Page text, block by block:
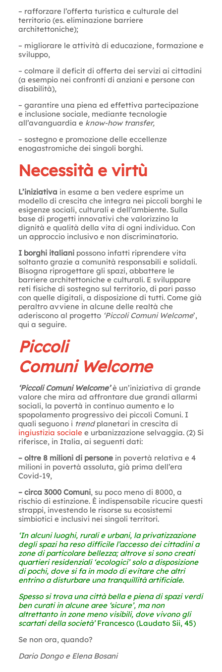
– rafforzare l’offerta turistica e culturale del
territorio (es. eliminazione barriere
architettoniche);
– migliorare le attività di educazione, formazione e
sviluppo,
– colmare il deficit di offerta dei servizi ai cittadini
(a esempio nei confronti di anziani e persone con
disabilità),
– garantire una piena ed effettiva partecipazione
e inclusione sociale, mediante tecnologie
all’avanguardia e know-how transfer,
– sostegno e promozione delle eccellenze
enogastromiche dei singoli borghi.
Necessità e virtù
L’iniziativa in esame a ben vedere esprime un
modello di crescita che integra nei piccoli borghi le
esigenze sociali, culturali e dell’ambiente. Sulla
base di progetti innovativi che valorizzino la
dignità e qualità della vita di ogni individuo. Con
un approccio inclusivo e non discriminatorio.
I borghi italiani possono infatti riprendere vita
soltanto grazie a comunità responsabili e solidali.
Bisogna riprogettare gli spazi, abbattere le
barriere architettoniche e culturali. E sviluppare
reti fisiche di sostegno sul territorio, di pari passo
con quelle digitali, a disposizione di tutti. Come già
peraltro avviene in alcune delle realtà che
aderiscono al progetto ‘Piccoli Comuni Welcome’,
qui a seguire.
Piccoli
Comuni Welcome
‘Piccoli Comuni Welcome’è un’iniziativa di grande
valore che mira ad affrontare due grandi allarmi
sociali, la povertà in continuo aumento e lo
spopolamento progressivo dei piccoli Comuni. I
quali seguono i trendplanetari in crescita di
ingiustizia socialee urbanizzazione selvaggia. (2) Si
riferisce, in Italia, ai seguenti dati:
– oltre 8 milioni di personein povertà relativa e 4
milioni in povertà assoluta, già prima dell’era
Covid-19,
– circa 3000 Comuni, su poco meno di 8000, a
rischio di estinzione. È indispensabile ricucire questi
strappi, investendo le risorse su ecosistemi
simbiotici e inclusivi nei singoli territori.
‘In alcuni luoghi, rurali e urbani, la privatizzazione
degli spazi ha reso difficile l’accesso dei cittadini a
zone di particolare bellezza; altrove si sono creati
quartieri residenziali ‘ecologici’ solo a disposizione
di pochi, dove si fa in modo di evitare che altri
entrino a disturbare una tranquillità artificiale.
Spesso si trova una città bella e piena di spazi verdi
ben curati in alcune aree ‘sicure’, ma non
altrettanto in zone meno visibili, dove vivono gli
scartati della società’Francesco (Laudato Sii, 45)
Se non ora, quando?
Dario Dongo e Elena Bosani